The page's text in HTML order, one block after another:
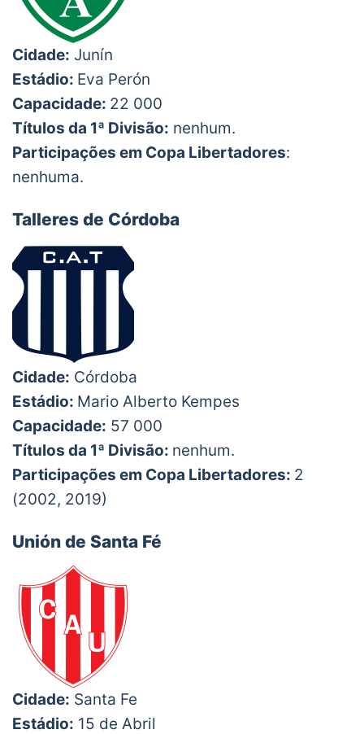
Cidade: Junín
Estádio: Eva Perón
Capacidade: 22 000
Títulos da 1ª Divisão: nenhum.
Participações em Copa Libertadores:
nenhuma.
Talleres de Córdoba
Cidade: Córdoba
Estádio: Mario Alberto Kempes
Capacidade: 57 000
Títulos da 1ª Divisão: nenhum.
Participações em Copa Libertadores: 2
(2002, 2019)
Unión de Santa Fé
Cidade: Santa Fe
Estádio: 15 de Abril